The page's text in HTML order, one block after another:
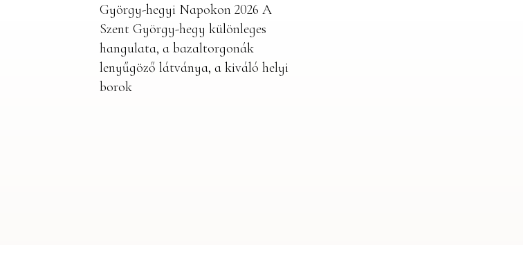
György-hegyi Napokon 2026 A
Szent György-hegy különleges
hangulata, a bazaltorgonák
lenyűgöző látványa, a kiváló helyi
borok